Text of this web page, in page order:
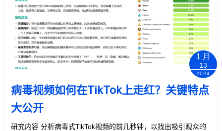
1 月
13
2024
病毒视频如何在TikTok上走红？关键特点
大公开
研究内容 分析病毒式TikTok视频的前几秒钟，以找出吸引观众的